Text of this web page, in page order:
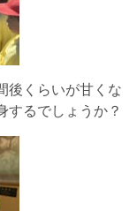
後くらいが甘くな
するでしょうか？